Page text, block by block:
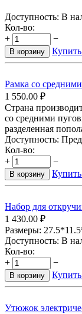
Доступность: В
Кол-во:
+
−
В корзину
Рамка со
1 550.00 ₽
Страна
со средними
разделенная
Доступность:
Кол-во:
+
−
В корзину
Набор для
1 430.00 ₽
Размеры:
Доступность: В
Кол-во:
+
−
В корзину
Утюжок